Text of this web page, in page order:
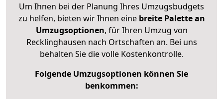
Um Ihnen bei der Planung Ihres Umzugsbudgets
zu helfen, bieten wir Ihnen eine breite Palette an
Umzugsoptionen, für Ihren Umzug von
Recklinghausen nach Ortschaften an. Bei uns
behalten Sie die volle Kostenkontrolle.
Folgende Umzugsoptionen können Sie
benkommen: